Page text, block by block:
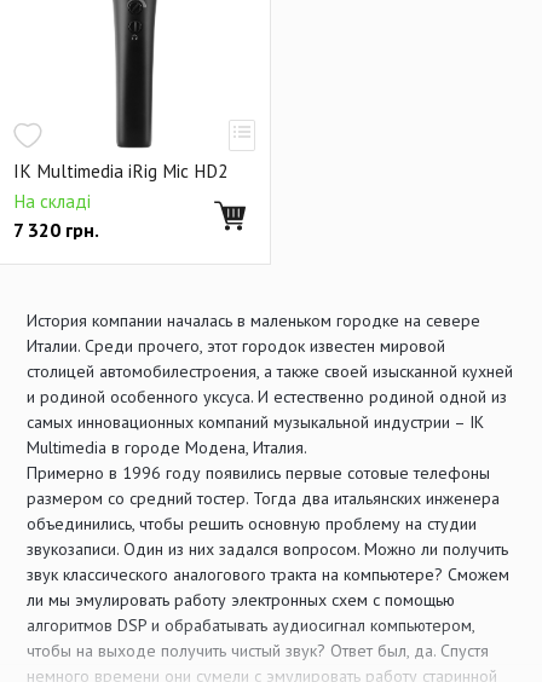
IK Multimedia iRig Mic HD2
На складі
7 320 грн.
История компании началась в маленьком городке на севере
Италии. Среди прочего, этот городок известен мировой
столицей автомобилестроения, а также своей изысканной кухней
и родиной особенного уксуса. И естественно родиной одной из
самых инновационных компаний музыкальной индустрии – IK
Multimedia в городе Модена, Италия.
Примерно в 1996 году появились первые сотовые телефоны
размером со средний тостер. Тогда два итальянских инженера
объединились, чтобы решить основную проблему на студии
звукозаписи. Один из них задался вопросом. Можно ли получить
звук классического аналогового тракта на компьютере? Сможем
ли мы эмулировать работу электронных схем с помощью
алгоритмов DSP и обрабатывать аудиосигнал компьютером,
чтобы на выходе получить чистый звук? Ответ был, да. Спустя
немного времени они сумели с эмулировать работу старинной